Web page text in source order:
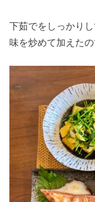
下茹でをしっかり
味を炒めて加えた